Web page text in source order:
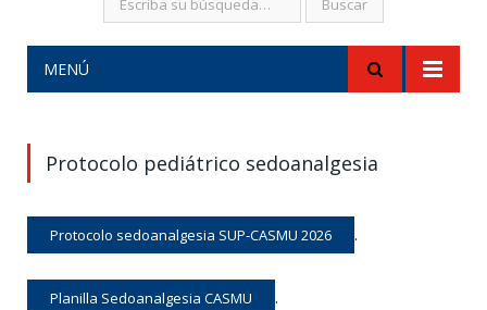
MENÚ
Protocolo pediátrico sedoanalgesia
Protocolo sedoanalgesia SUP-CASMU 2026 .
Planilla Sedoanalgesia CASMU .